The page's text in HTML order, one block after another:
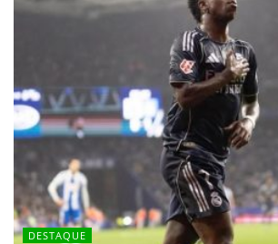
DESTAQUE